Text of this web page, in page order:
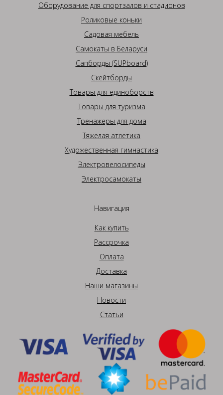
Оборудование для спортзалов и стадионов
Роликовые коньки
Садовая мебель
Самокаты в Беларуси
Сапборды (SUPboard)
Скейтборды
Товары для единоборств
Товары для туризма
Тренажеры для дома
Тяжелая атлетика
Художественная гимнастика
Электровелосипеды
Электросамокаты
Навигация
Как купить
Рассрочка
Оплата
Доставка
Наши магазины
Новости
Статьи